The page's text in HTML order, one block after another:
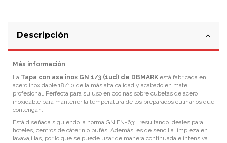
Descripción
Más información:
La Tapa con asa inox GN 1/3 (1ud) de DBMARK está fabricada en
acero inoxidable 18/10 de la más alta calidad y acabado en mate
profesional. Perfecta para su uso en cocinas sobre cubetas de acero
inoxidable para mantener la temperatura de los preparados culinarios que
contengan.
Está diseñada siguiendo la norma GN EN-631, resultando ideales para
hoteles, centros de cáterin o bufés. Además, es de sencilla limpieza en
lavavajillas, por lo que se puede usar de manera continuada e intensiva.